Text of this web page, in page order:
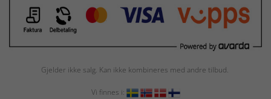
Gjelder ikke salg. Kan ikke kombineres med andre tilbud.
Vi finnes i: